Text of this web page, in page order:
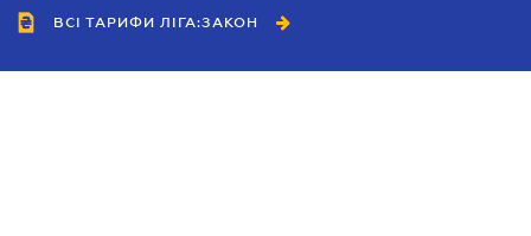
ВСІ ТАРИФИ ЛІГА:ЗАКОН